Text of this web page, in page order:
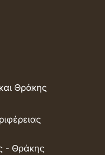
Θράκης
- Θράκης